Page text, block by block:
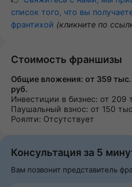
список того, что вы
франтихой (кликните по
Стоимость франшизы
Общие вложения: от 359
руб.
Инвестиции в бизнес: от 209
Паушальный взнос: от 150
Роялти: Отсутствует
Консультация за 5
Вам позвонит представитель